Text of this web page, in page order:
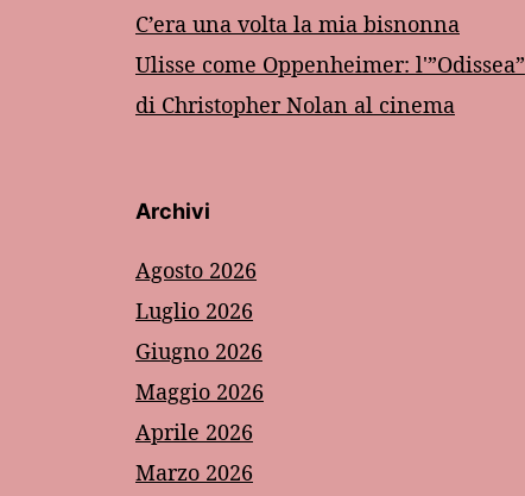
C’era una volta la mia bisnonna
Ulisse come Oppenheimer: l'”Odissea”
di Christopher Nolan al cinema
Archivi
Agosto 2026
Luglio 2026
Giugno 2026
Maggio 2026
Aprile 2026
Marzo 2026